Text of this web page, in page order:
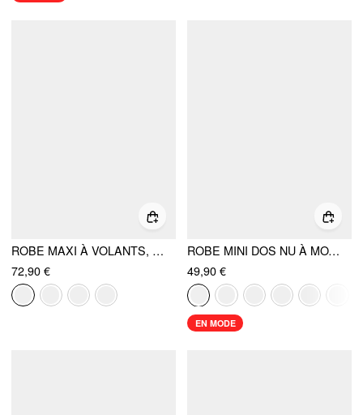
ROBE MAXI À VOLANTS, BANDEAU À LACETS, JACQUARD SCULPTURAL, NŒUD FOULARD
72,90 €
ROBE MINI DOS NU À MOTIF JACQUARD, NŒUD FLORAL ET ENCOLURE EN U
49,90 €
EN MODE